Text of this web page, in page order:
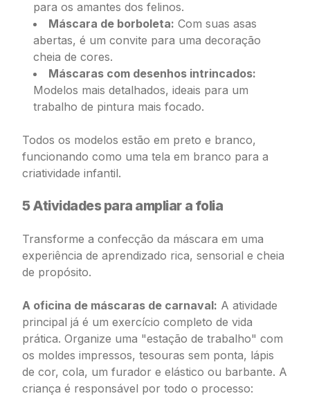
para os amantes dos felinos.
Máscara de borboleta: Com suas asas
abertas, é um convite para uma decoração
cheia de cores.
Máscaras com desenhos intrincados:
Modelos mais detalhados, ideais para um
trabalho de pintura mais focado.
Todos os modelos estão em preto e branco,
funcionando como uma tela em branco para a
criatividade infantil.
5 Atividades para ampliar a folia
Transforme a confecção da máscara em uma
experiência de aprendizado rica, sensorial e cheia
de propósito.
A oficina de máscaras de carnaval: A atividade
principal já é um exercício completo de vida
prática. Organize uma "estação de trabalho" com
os moldes impressos, tesouras sem ponta, lápis
de cor, cola, um furador e elástico ou barbante. A
criança é responsável por todo o processo: